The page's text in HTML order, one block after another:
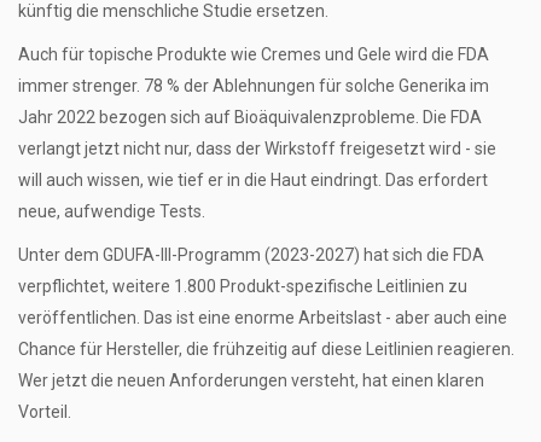
künftig die menschliche Studie ersetzen.
Auch für topische Produkte wie Cremes und Gele wird die FDA
immer strenger. 78 % der Ablehnungen für solche Generika im
Jahr 2022 bezogen sich auf Bioäquivalenzprobleme. Die FDA
verlangt jetzt nicht nur, dass der Wirkstoff freigesetzt wird - sie
will auch wissen, wie tief er in die Haut eindringt. Das erfordert
neue, aufwendige Tests.
Unter dem GDUFA-III-Programm (2023-2027) hat sich die FDA
verpflichtet, weitere 1.800 Produkt-spezifische Leitlinien zu
veröffentlichen. Das ist eine enorme Arbeitslast - aber auch eine
Chance für Hersteller, die frühzeitig auf diese Leitlinien reagieren.
Wer jetzt die neuen Anforderungen versteht, hat einen klaren
Vorteil.